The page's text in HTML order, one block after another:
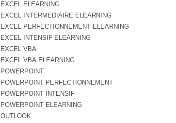
EXCEL ELEARNING
EXCEL INTERMEDIAIRE ELEARNING
EXCEL PERFECTIONNEMENT ELEARNING
EXCEL INTENSIF ELEARNING
EXCEL VBA
EXCEL VBA ELEARNING
POWERPOINT
POWERPOINT PERFECTIONNEMENT
POWERPOINT INTENSIF
POWERPOINT ELEARNING
OUTLOOK